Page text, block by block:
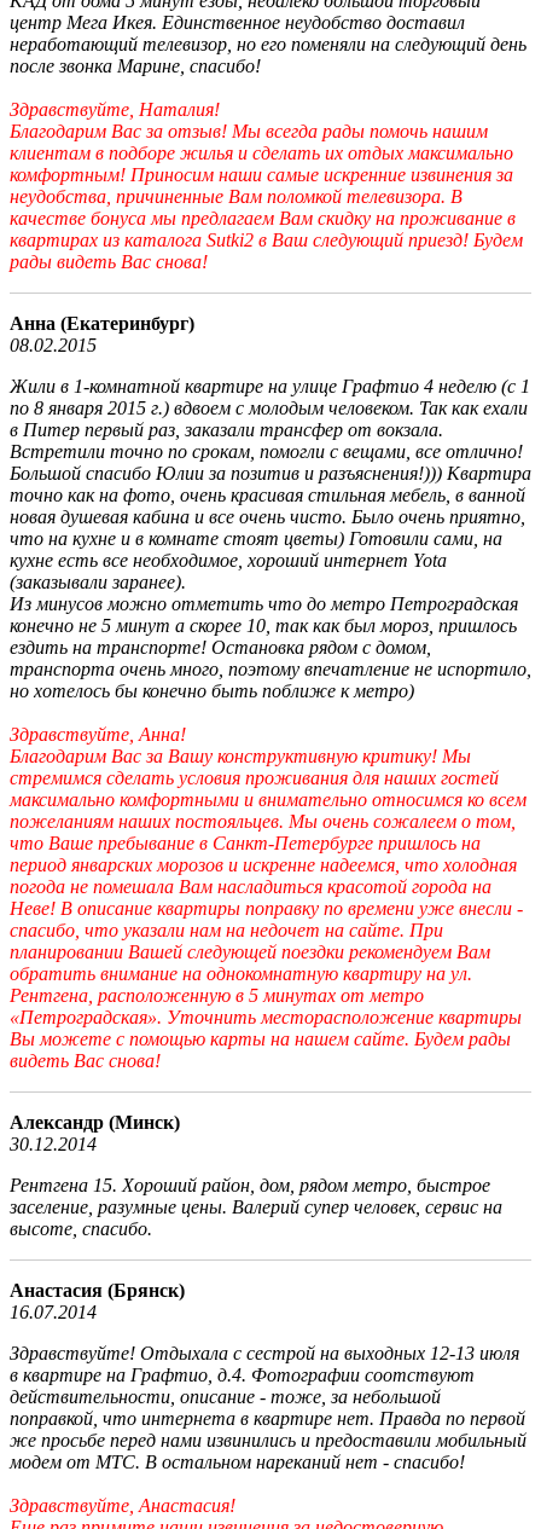
центр Мега Икея. Единственное неудобство доставил
неработающий телевизор, но его поменяли на следующий день
после звонка Марине, спасибо!
Здравствуйте, Наталия!
Благодарим Вас за отзыв! Мы всегда рады помочь нашим
клиентам в подборе жилья и сделать их отдых максимально
комфортным! Приносим наши самые искренние извинения за
неудобства, причиненные Вам поломкой телевизора. В
качестве бонуса мы предлагаем Вам скидку на проживание в
квартирах из каталога Sutki2 в Ваш следующий приезд! Будем
рады видеть Вас снова!
Анна (Екатеринбург)
08.02.2015
Жили в 1-комнатной квартире на улице Графтио 4 неделю (с 1
по 8 января 2015 г.) вдвоем с молодым человеком. Так как ехали
в Питер первый раз, заказали трансфер от вокзала.
Встретили точно по срокам, помогли с вещами, все отлично!
Большой спасибо Юлии за позитив и разъяснения!))) Квартира
точно как на фото, очень красивая стильная мебель, в ванной
новая душевая кабина и все очень чисто. Было очень приятно,
что на кухне и в комнате стоят цветы) Готовили сами, на
кухне есть все необходимое, хороший интернет Yota
(заказывали заранее).
Из минусов можно отметить что до метро Петроградская
конечно не 5 минут а скорее 10, так как был мороз, пришлось
ездить на транспорте! Остановка рядом с домом,
транспорта очень много, поэтому впечатление не испортило,
но хотелось бы конечно быть поближе к метро)
Здравствуйте, Анна!
Благодарим Вас за Вашу конструктивную критику! Мы
стремимся сделать условия проживания для наших гостей
максимально комфортными и внимательно относимся ко всем
пожеланиям наших постояльцев. Мы очень сожалеем о том,
что Ваше пребывание в Санкт-Петербурге пришлось на
период январских морозов и искренне надеемся, что холодная
погода не помешала Вам насладиться красотой города на
Неве! В описание квартиры поправку по времени уже внесли -
спасибо, что указали нам на недочет на сайте. При
планировании Вашей следующей поездки рекомендуем Вам
обратить внимание на однокомнатную квартиру на ул.
Рентгена, расположенную в 5 минутах от метро
«Петроградская». Уточнить месторасположение квартиры
Вы можете с помощью карты на нашем сайте. Будем рады
видеть Вас снова!
Александр (Минск)
30.12.2014
Рентгена 15. Хороший район, дом, рядом метро, быстрое
заселение, разумные цены. Валерий супер человек, сервис на
высоте, спасибо.
Анастасия (Брянск)
16.07.2014
Здравствуйте! Отдыхала с сестрой на выходных 12-13 июля
в квартире на Графтио, д.4. Фотографии соотствуют
действительности, описание - тоже, за небольшой
поправкой, что интернета в квартире нет. Правда по первой
же просьбе перед нами извинились и предоставили мобильный
модем от МТС. В остальном нареканий нет - спасибо!
Здравствуйте, Анастасия!